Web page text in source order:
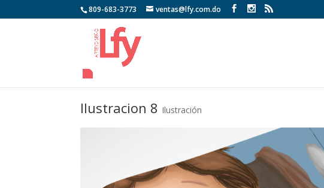
809-683-3773 ventas@lfy.com.do
Ilustracion 8 Ilustración